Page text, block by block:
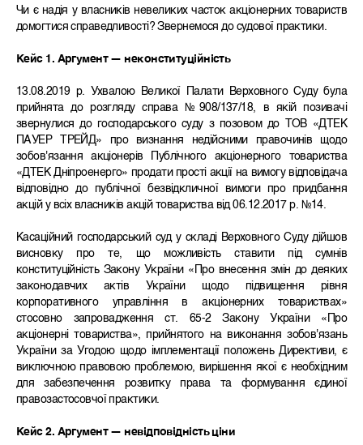
Чи є надія у власників невеликих часток акціонерних товариств
домогтися справедливості? Звернемося до судової практики.
Кейс 1. Аргумент — неконституційність
13.08.2019 р. Ухвалою Великої Палати Верховного Суду була
прийнята до розгляду справа №908/137/18, в якій позивачі
звернулися до господарського суду з позовом до ТОВ «ДТЕК
ПАУЕР ТРЕЙД» про визнання недійсними правочинів щодо
зобов'язання акціонерів Публічного акціонерного товариства
«ДТЕК Дніпроенерго» продати прості акції на вимогу відповідача
відповідно до публічної безвідкличної вимоги про придбання
акцій у всіх власників акцій товариства від 06.12.2017 р. №14.
Касаційний господарський суд у складі Верховного Суду дійшов
висновку про те, що можливість ставити під сумнів
конституційність Закону України «Про внесення змін до деяких
законодавчих актів України щодо підвищення рівня
корпоративного управління в акціонерних товариствах»
стосовно запровадження ст. 65‑2 Закону України «Про
акціонерні товариства», прийнятого на виконання зобов'язань
України за Угодою щодо імплементації положень Директиви, є
виключною правовою проблемою, вирішення якої є необхідним
для забезпечення розвитку права та формування єдиної
правозастосовчої практики.
Кейс 2. Аргумент — невідповідність ціни